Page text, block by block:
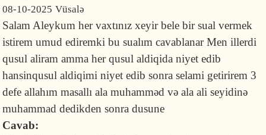
08-10-2025 Vüsalə
Salam Aleykum her vaxtınız xeyir bele bir sual vermek
istirem umud ediremki bu sualım cavablanar Men illerdi
qusul aliram amma her qusul aldiqida niyet edib
hansinqusul aldiqimi niyet edib sonra selami getirirem 3
defe allahım masallı ala muhamməd və ala ali seyidinə
muhammad dedikden sonra dusune
Cavab: